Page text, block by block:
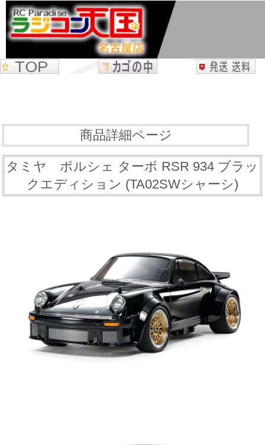
商品詳細ページ
タミヤ ポルシェ ターボ RSR 934 ブラッ
クエディション (TA02SWシャーシ)